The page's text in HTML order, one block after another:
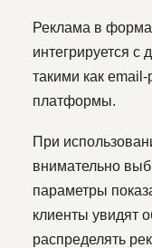
Реклама в
интегрируется с
такими как
платформы.
При
внимательно
параметры
клиенты увидят
распределять